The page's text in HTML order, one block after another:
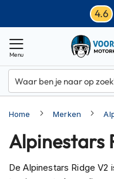
4.6
M
o
t
o
h
l
e
n
A
Home Merken
Alpinestars
De Alpinestars Ridge